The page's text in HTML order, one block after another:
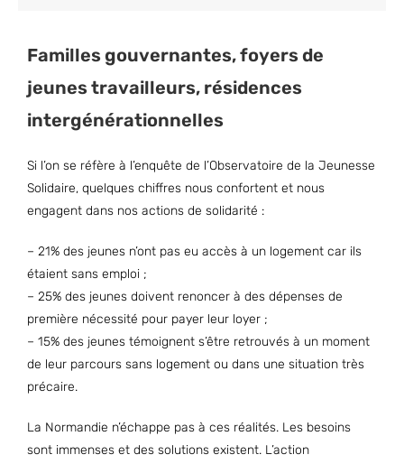
Familles gouvernantes, foyers de
jeunes travailleurs, résidences
intergénérationnelles
Si l’on se réfère à l’enquête de l’Observatoire de la Jeunesse
Solidaire, quelques chiffres nous confortent et nous
engagent dans nos actions de solidarité :
– 21% des jeunes n’ont pas eu accès à un logement car ils
étaient sans emploi ;
– 25% des jeunes doivent renoncer à des dépenses de
première nécessité pour payer leur loyer ;
– 15% des jeunes témoignent s’être retrouvés à un moment
de leur parcours sans logement ou dans une situation très
précaire.
La Normandie n’échappe pas à ces réalités. Les besoins
sont immenses et des solutions existent. L’action